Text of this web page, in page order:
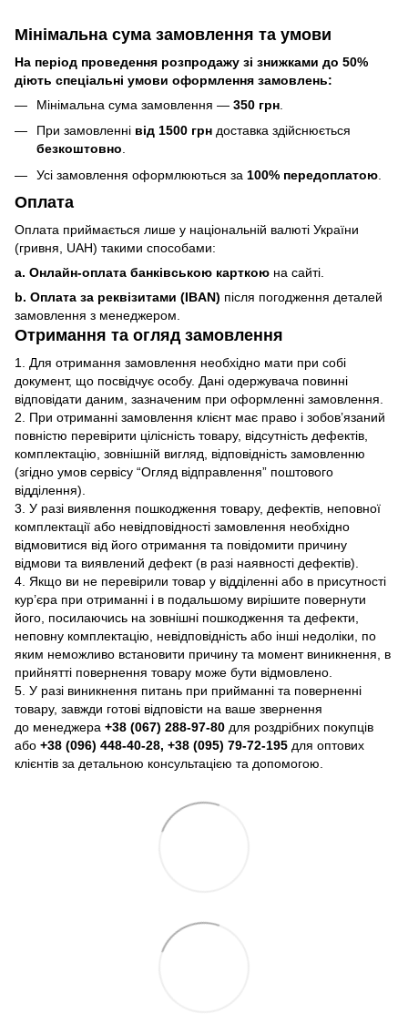
Мінімальна сума замовлення та умови
На період проведення розпродажу зі знижками до 50%
діють спеціальні умови оформлення замовлень:
Мінімальна сума замовлення — 350 грн
При замовленні від 1500 грн доставка здійснюється
безкоштовно.
Усі замовлення оформлюються за 100% передоплатою
Оплата
Оплата приймається лише у національній валюті України
(гривня, UAH) такими способами:
a. Онлайн-оплата банківською карткою на сайті.
b. Оплата за реквізитами (IBAN) після погодження деталей
замовлення з менеджером.
Отримання та огляд замовлення
1. Для отримання замовлення необхідно мати при собі
документ, що посвідчує особу. Дані одержувача повинні
відповідати даним, зазначеним при оформленні замовлення.
2. При отриманні замовлення клієнт має право і зобов’язаний
повністю перевірити цілісність товару, відсутність дефектів,
комплектацію, зовнішній вигляд, відповідність замовленню
(згідно умов сервісу “Огляд відправлення” поштового
відділення).
3. У разі виявлення пошкодження товару, дефектів, неповної
комплектації або невідповідності замовлення необхідно
відмовитися від його отримання та повідомити причину
відмови та виявлений дефект (в разі наявності дефектів).
4. Якщо ви не перевірили товар у відділенні або в присутності
кур’єра при отриманні і в подальшому вирішите повернути
його, посилаючись на зовнішні пошкодження та дефекти,
неповну комплектацію, невідповідність або інші недоліки, по
яким неможливо встановити причину та момент виникнення, в
прийнятті повернення товару може бути відмовлено.
5. У разі виникнення питань при прийманні та поверненні
товару, завжди готові відповісти на ваше звернення
до менеджера +38 (067) 288-97-80 для роздрібних покупців
або +38 (096) 448-40-28, +38 (095) 79-72-195 для оптових
клієнтів за детальною консультацією та допомогою.